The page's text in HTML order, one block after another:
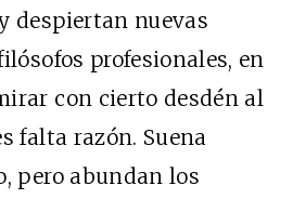
despiertan nuevas
profesionales, en
con cierto desdén al
falta razón. Suena
pero abundan los